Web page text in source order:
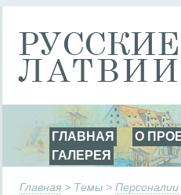
ГЛАВНАЯ О
ГАЛЕРЕЯ
Главная > Темы > Персоналии